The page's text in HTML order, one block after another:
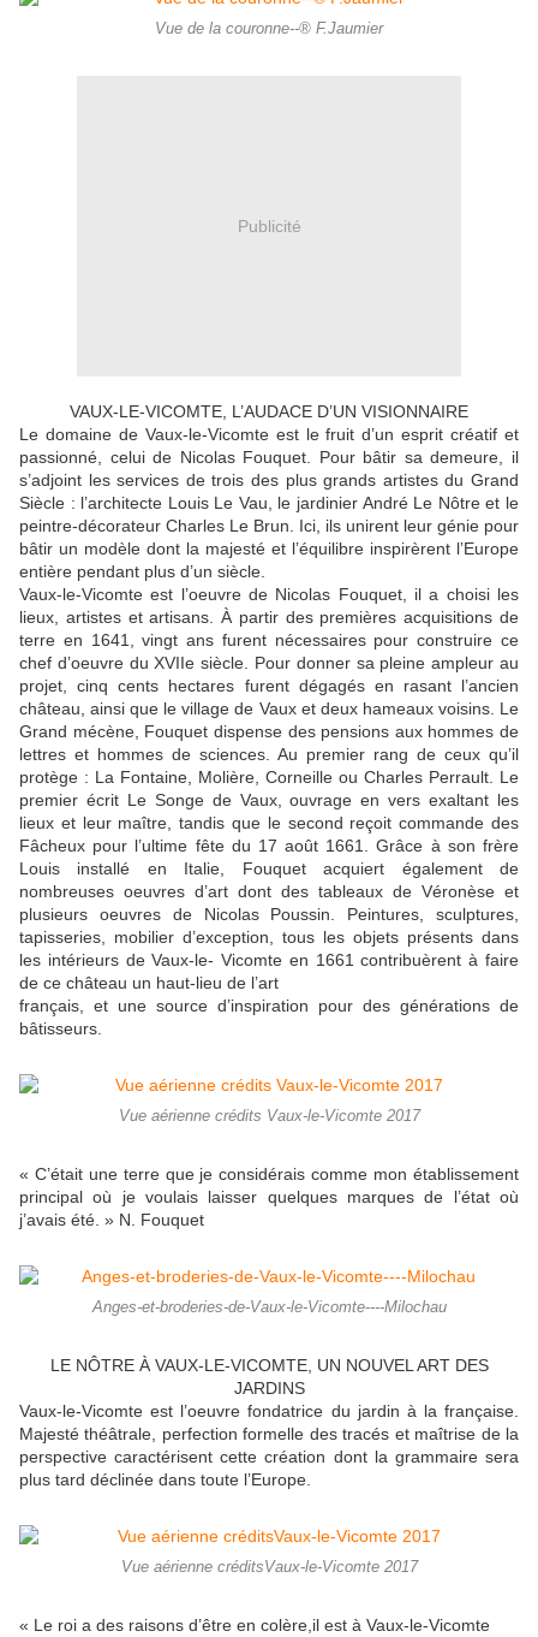
Vue de la couronne--® F.Jaumier
Publicité
VAUX-LE-VICOMTE, L’AUDACE D’UN VISIONNAIRE
Le domaine de Vaux-le-Vicomte est le fruit d’un esprit créatif et
passionné, celui de Nicolas Fouquet. Pour bâtir sa demeure, il
s’adjoint les services de trois des plus grands artistes du Grand
Siècle : l’architecte Louis Le Vau, le jardinier André Le Nôtre et le
peintre-décorateur Charles Le Brun. Ici, ils unirent leur génie pour
bâtir un modèle dont la majesté et l’équilibre inspirèrent l’Europe
entière pendant plus d’un siècle.
Vaux-le-Vicomte est l’oeuvre de Nicolas Fouquet, il a choisi les
lieux, artistes et artisans. À partir des premières acquisitions de
terre en 1641, vingt ans furent nécessaires pour construire ce
chef d’oeuvre du XVIIe siècle. Pour donner sa pleine ampleur au
projet, cinq cents hectares furent dégagés en rasant l’ancien
château, ainsi que le village de Vaux et deux hameaux voisins. Le
Grand mécène, Fouquet dispense des pensions aux hommes de
lettres et hommes de sciences. Au premier rang de ceux qu’il
protège : La Fontaine, Molière, Corneille ou Charles Perrault. Le
premier écrit Le Songe de Vaux, ouvrage en vers exaltant les
lieux et leur maître, tandis que le second reçoit commande des
Fâcheux pour l’ultime fête du 17 août 1661. Grâce à son frère
Louis installé en Italie, Fouquet acquiert également de
nombreuses oeuvres d’art dont des tableaux de Véronèse et
plusieurs oeuvres de Nicolas Poussin. Peintures, sculptures,
tapisseries, mobilier d’exception, tous les objets présents dans
les intérieurs de Vaux-le- Vicomte en 1661 contribuèrent à faire
de ce château un haut-lieu de l’art
français, et une source d’inspiration pour des générations de
bâtisseurs.
Vue aérienne crédits Vaux-le-Vicomte 2017
« C’était une terre que je considérais comme mon établissement
principal où je voulais laisser quelques marques de l’état où
j’avais été. » N. Fouquet
Anges-et-broderies-de-Vaux-le-Vicomte----Milochau
LE NÔTRE À VAUX-LE-VICOMTE, UN NOUVEL ART DES
JARDINS
Vaux-le-Vicomte est l’oeuvre fondatrice du jardin à la française.
Majesté théâtrale, perfection formelle des tracés et maîtrise de la
perspective caractérisent cette création dont la grammaire sera
plus tard déclinée dans toute l’Europe.
Vue aérienne créditsVaux-le-Vicomte 2017
« Le roi a des raisons d’être en colère,il est à Vaux-le-Vicomte